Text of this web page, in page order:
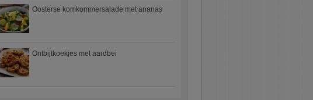
Oosterse komkommersalade met ananas
Ontbijtkoekjes met aardbei